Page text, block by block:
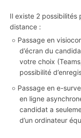
Il existe 2 possibilités
distance :
Passage en
d’écran du
votre choix
possibilité
Passage en e-
en ligne
candidat a
d’un ordinateur